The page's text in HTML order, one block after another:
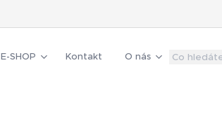
E-SHOP Kontakt O nás